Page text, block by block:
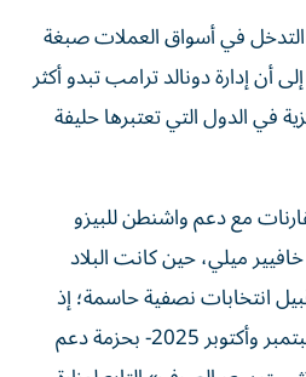
في أسواق العملات صبغة
أن إدارة دونالد ترامب تبدو أكثر
في الدول التي تعتبرها حليفة
مع دعم واشنطن للبيزو
ميلي، حين كانت البلاد
انتخابات نصفية حاسمة؛ إذ
تدخلت إدارة ترامب -في سبتمبر وأكتوبر 2025- بحزمة دعم